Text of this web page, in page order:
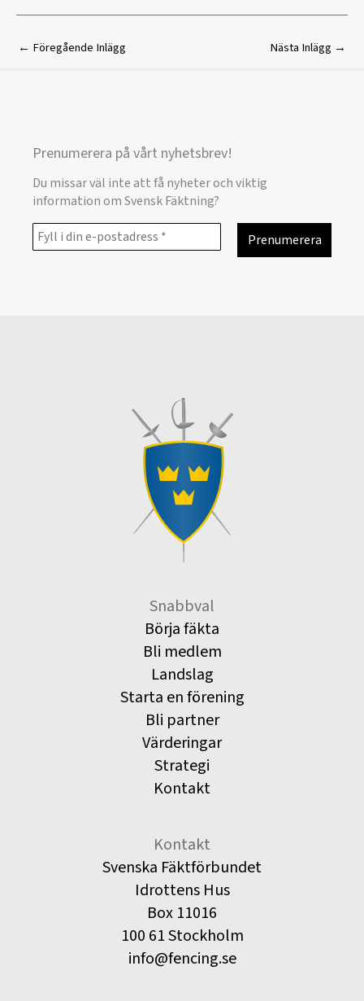
← Föregående Inlägg Nästa Inlägg →
Prenumerera på vårt nyhetsbrev!
Du missar väl inte att få nyheter och viktig
information om Svensk Fäktning?
Snabbval
Börja fäkta
Bli medlem
Landslag
Starta en förening
Bli partner
Värderingar
Strategi
Kontakt
Kontakt
Svenska Fäktförbundet
Idrottens Hus
Box 11016
100 61 Stockholm
info@fencing.se